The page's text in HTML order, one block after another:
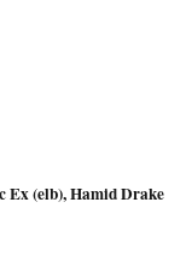
Ex (elb), Hamid Drake